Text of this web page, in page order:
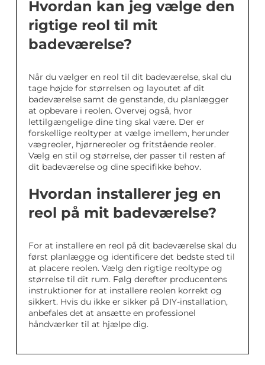
Hvordan kan jeg vælge den
rigtige reol til mit
badeværelse?
Når du vælger en reol til dit badeværelse, skal du
tage højde for størrelsen og layoutet af dit
badeværelse samt de genstande, du planlægger
at opbevare i reolen. Overvej også, hvor
lettilgængelige dine ting skal være. Der er
forskellige reoltyper at vælge imellem, herunder
vægreoler, hjørnereoler og fritstående reoler.
Vælg en stil og størrelse, der passer til resten af
dit badeværelse og dine specifikke behov.
Hvordan installerer jeg en
reol på mit badeværelse?
For at installere en reol på dit badeværelse skal du
først planlægge og identificere det bedste sted til
at placere reolen. Vælg den rigtige reoltype og
størrelse til dit rum. Følg derefter producentens
instruktioner for at installere reolen korrekt og
sikkert. Hvis du ikke er sikker på DIY-installation,
anbefales det at ansætte en professionel
håndværker til at hjælpe dig.